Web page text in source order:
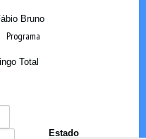
Bruno
Programa
Total
Estado